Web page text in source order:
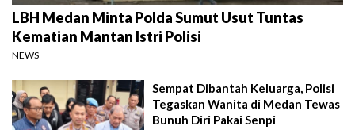
LBH Medan Minta Polda Sumut Usut Tuntas
Kematian Mantan Istri Polisi
NEWS
Sempat Dibantah Keluarga, Polisi
Tegaskan Wanita di Medan Tewas
Bunuh Diri Pakai Senpi